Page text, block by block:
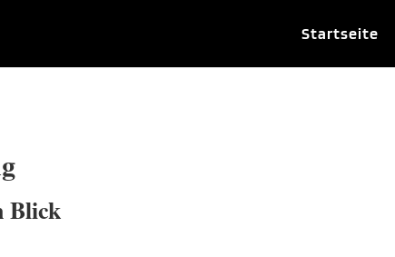
Startseite
Blick